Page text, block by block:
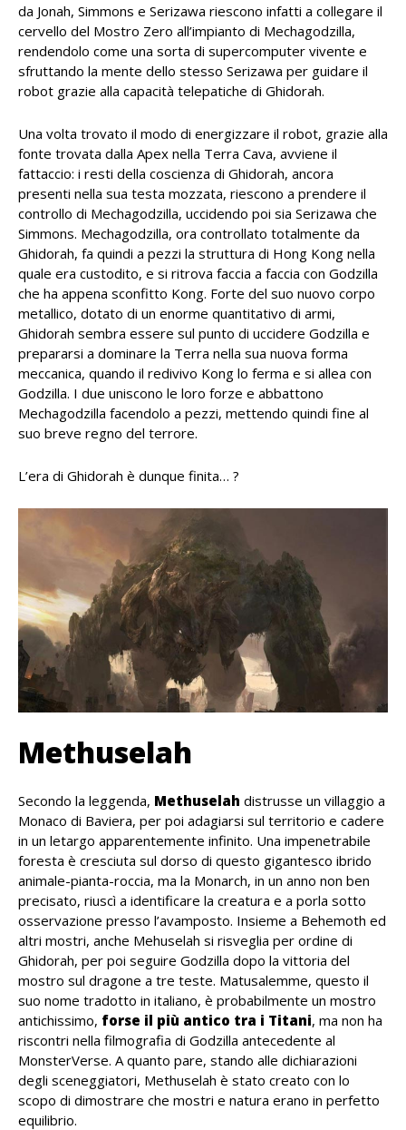
da Jonah, Simmons e Serizawa riescono infatti a collegare il
cervello del Mostro Zero all’impianto di Mechagodzilla,
rendendolo come una sorta di supercomputer vivente e
sfruttando la mente dello stesso Serizawa per guidare il
robot grazie alla capacità telepatiche di Ghidorah.
Una volta trovato il modo di energizzare il robot, grazie alla
fonte trovata dalla Apex nella Terra Cava, avviene il
fattaccio: i resti della coscienza di Ghidorah, ancora
presenti nella sua testa mozzata, riescono a prendere il
controllo di Mechagodzilla, uccidendo poi sia Serizawa che
Simmons. Mechagodzilla, ora controllato totalmente da
Ghidorah, fa quindi a pezzi la struttura di Hong Kong nella
quale era custodito, e si ritrova faccia a faccia con Godzilla
che ha appena sconfitto Kong. Forte del suo nuovo corpo
metallico, dotato di un enorme quantitativo di armi,
Ghidorah sembra essere sul punto di uccidere Godzilla e
prepararsi a dominare la Terra nella sua nuova forma
meccanica, quando il redivivo Kong lo ferma e si allea con
Godzilla. I due uniscono le loro forze e abbattono
Mechagodzilla facendolo a pezzi, mettendo quindi fine al
suo breve regno del terrore.
L’era di Ghidorah è dunque finita… ?
Methuselah
Secondo la leggenda, Methuselah distrusse un villaggio a
Monaco di Baviera, per poi adagiarsi sul territorio e cadere
in un letargo apparentemente infinito. Una impenetrabile
foresta è cresciuta sul dorso di questo gigantesco ibrido
animale-pianta-roccia, ma la Monarch, in un anno non ben
precisato, riuscì a identificare la creatura e a porla sotto
osservazione presso l’avamposto. Insieme a Behemoth ed
altri mostri, anche Mehuselah si risveglia per ordine di
Ghidorah, per poi seguire Godzilla dopo la vittoria del
mostro sul dragone a tre teste. Matusalemme, questo il
suo nome tradotto in italiano, è probabilmente un mostro
antichissimo, forse il più antico tra i Titani, ma non ha
riscontri nella filmografia di Godzilla antecedente al
MonsterVerse. A quanto pare, stando alle dichiarazioni
degli sceneggiatori, Methuselah è stato creato con lo
scopo di dimostrare che mostri e natura erano in perfetto
equilibrio.